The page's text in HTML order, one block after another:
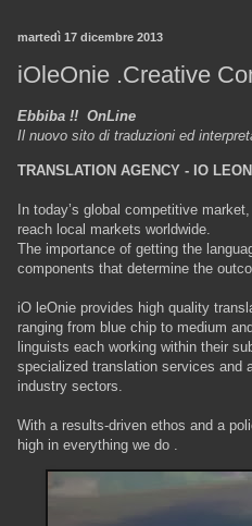
martedì 17 dicembre 2013
iOleOnie .Creative
Ebbiba !! OnLine
Il nuovo sito di traduzioni ed
TRANSLATION AGENCY - IO
In today’s global competitive
reach local markets worldwide.
The importance of getting the
components that determine the
iO leOnie provides high quality
ranging from blue chip to medium
linguists each working within their
specialized translation services and
industry sectors.
With a results-driven ethos and a
high in everything we do .